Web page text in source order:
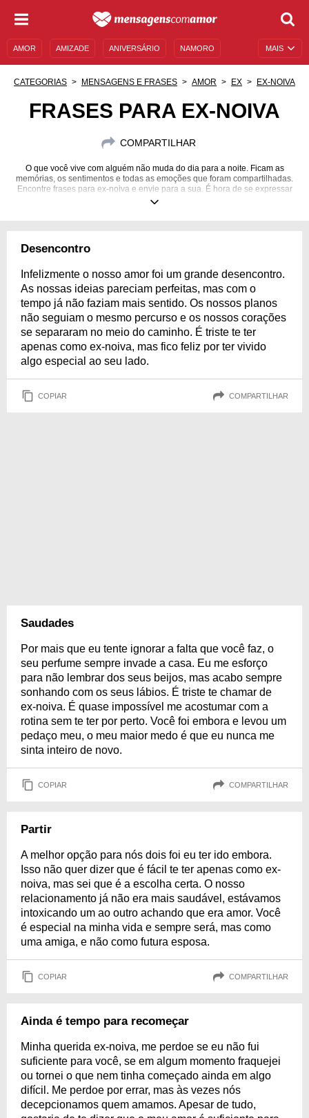
MAIS
AMOR AMIZADE ANIVERSÁRIO NAMORO
CATEGORIAS MENSAGENS E FRASES AMOR EX EX-NOIVA
FRASES PARA EX-NOIVA
COMPARTILHAR
O que você vive com alguém não muda do dia para a noite. Ficam as
memórias, os sentimentos e todas as emoções que foram compartilhadas.
Encontre frases para ex-noiva e envie para a sua. É hora de se expressar
e falar tudo o que ainda está guardado em você.
Desencontro
Infelizmente o nosso amor foi um grande desencontro.
As nossas ideias pareciam perfeitas, mas com o
tempo já não faziam mais sentido. Os nossos planos
não seguiam o mesmo percurso e os nossos corações
se separaram no meio do caminho. É triste te ter
apenas como ex-noiva, mas fico feliz por ter vivido
algo especial ao seu lado.
COPIAR COMPARTILHAR
Saudades
Por mais que eu tente ignorar a falta que você faz, o
seu perfume sempre invade a casa. Eu me esforço
para não lembrar dos seus beijos, mas acabo sempre
sonhando com os seus lábios. É triste te chamar de
ex-noiva. É quase impossível me acostumar com a
rotina sem te ter por perto. Você foi embora e levou um
pedaço meu, o meu maior medo é que eu nunca me
sinta inteiro de novo.
COPIAR COMPARTILHAR
Partir
A melhor opção para nós dois foi eu ter ido embora.
Isso não quer dizer que é fácil te ter apenas como ex-
noiva, mas sei que é a escolha certa. O nosso
relacionamento já não era mais saudável, estávamos
intoxicando um ao outro achando que era amor. Você
é especial na minha vida e sempre será, mas como
uma amiga, e não como futura esposa.
COPIAR COMPARTILHAR
Ainda é tempo para recomeçar
Minha querida ex-noiva, me perdoe se eu não fui
suficiente para você, se em algum momento fraquejei
ou tornei o que nem tinha começado ainda em algo
difícil. Me perdoe por errar, mas às vezes nós
decepcionamos quem amamos. Apesar de tudo,